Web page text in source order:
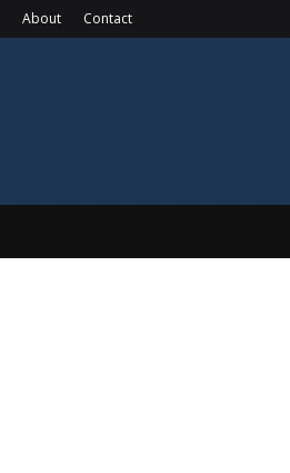
About Contact